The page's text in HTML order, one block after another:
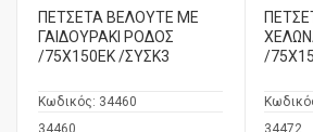
ΠΕΤΣΕΤΑ ΒΕΛΟΥΤΕ ΜΕ
ΓΑΙΔΟΥΡΑΚΙ ΡΟΔΟΣ
/75Χ150ΕΚ /ΣΥΣΚ3
Κωδικός: 34460
34460
/
34472